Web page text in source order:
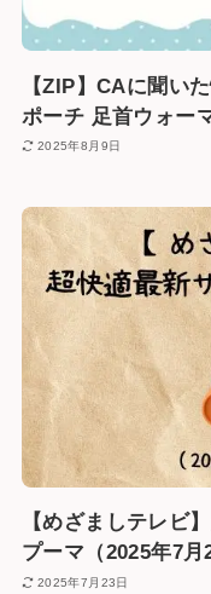
【ZIP】CAに聞い
ポーチ 足首ウォー
2025年8月9日
【めざましテレビ
プーマ（2025年7
2025年7月23日